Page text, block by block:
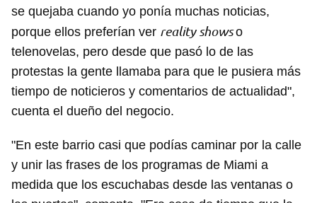
se quejaba cuando yo ponía muchas noticias,
porque ellos preferían ver reality showso
telenovelas, pero desde que pasó lo de las
protestas la gente llamaba para que le pusiera más
tiempo de noticieros y comentarios de actualidad",
cuenta el dueño del negocio.
"En este barrio casi que podías caminar por la calle
y unir las frases de los programas de Miami a
medida que los escuchabas desde las ventanas o